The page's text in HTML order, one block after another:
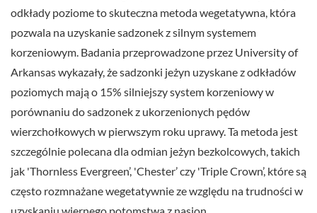
odkłady poziome to skuteczna metoda wegetatywna, która
pozwala na uzyskanie sadzonek z silnym systemem
korzeniowym. Badania przeprowadzone przez University of
Arkansas wykazały, że sadzonki jeżyn uzyskane z odkładów
poziomych mają o 15% silniejszy system korzeniowy w
porównaniu do sadzonek z ukorzenionych pędów
wierzchołkowych w pierwszym roku uprawy. Ta metoda jest
szczególnie polecana dla odmian jeżyn bezkolcowych, takich
jak 'Thornless Evergreen’, 'Chester’ czy 'Triple Crown’, które są
często rozmnażane wegetatywnie ze względu na trudności w